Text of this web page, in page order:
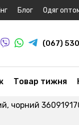
Блог Одяг
(067)
Товар тижня
чорний